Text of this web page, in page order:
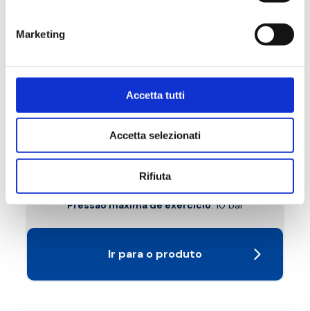
Marketing
Accetta tutti
Accetta selezionati
Rifiuta
B6S
Detentor de esquadria, engate de ferro
Temperatura máxima de exercício: 95 °C.
Pressão máxima de exercício: 10 bar
Ir para o produto